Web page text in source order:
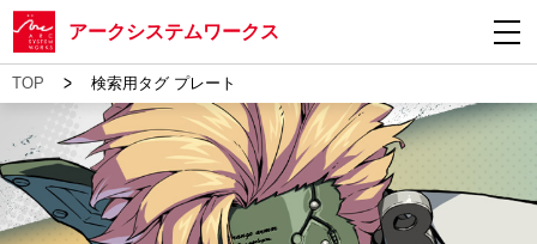
アークシステムワークス
TOP > 検索用タグ プレート